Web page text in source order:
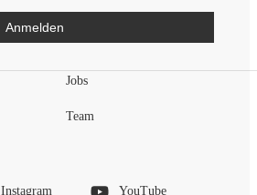
Anmelden
Jobs
Team
Instagram YouTube